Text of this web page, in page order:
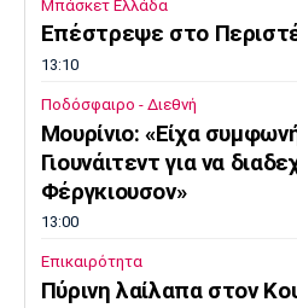
Μπάσκετ Ελλάδα
Επέστρεψε στο
13:10
Ποδόσφαιρο - Διεθνή
Μουρίνιο: «Είχα
Γιουνάιτεντ για να
Φέργκιουσον»
13:00
Επικαιρότητα
Πύρινη λαίλαπα στον